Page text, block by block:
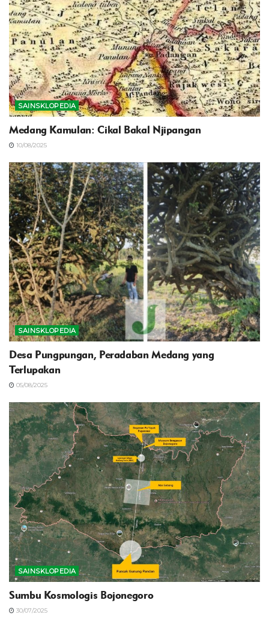
SAINSKLOPEDIA
‎Medang Kamulan: Cikal Bakal Njipangan
10/08/2025
SAINSKLOPEDIA
‎Desa Pungpungan, Peradaban Medang yang
Terlupakan
05/08/2025
SAINSKLOPEDIA
‎Sumbu Kosmologis Bojonegoro
30/07/2025